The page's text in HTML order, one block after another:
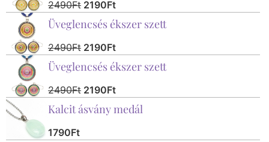
2490Ft 2190Ft
Üveglencsés ékszer szett
2490Ft 2190Ft
Üveglencsés ékszer szett
2490Ft 2190Ft
Kalcit ásvány medál
1790Ft